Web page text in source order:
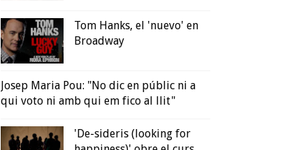
Tom Hanks, el 'nuevo' en
Broadway
Josep Maria Pou: "No dic en públic ni a
qui voto ni amb qui em fico al llit"
'De-sideris (looking for